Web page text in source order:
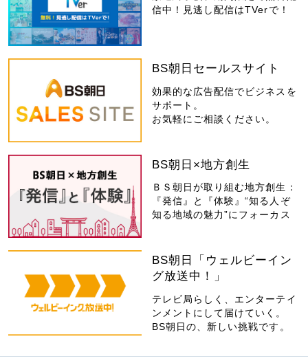
信中！見逃し配信はTVerで！
BS朝日セールスサイト
効果的な広告配信でビジネスを
サポート。
お気軽にご相談ください。
BS朝日×地方創生
ＢＳ朝日が取り組む地方創生：
『発信』と『体験』“知る人ぞ
知る地域の魅力”にフォーカス
BS朝日「ウェルビーイン
グ放送中！」
テレビ局らしく、エンターテイ
ンメントにして届けていく。
BS朝日の、新しい挑戦です。